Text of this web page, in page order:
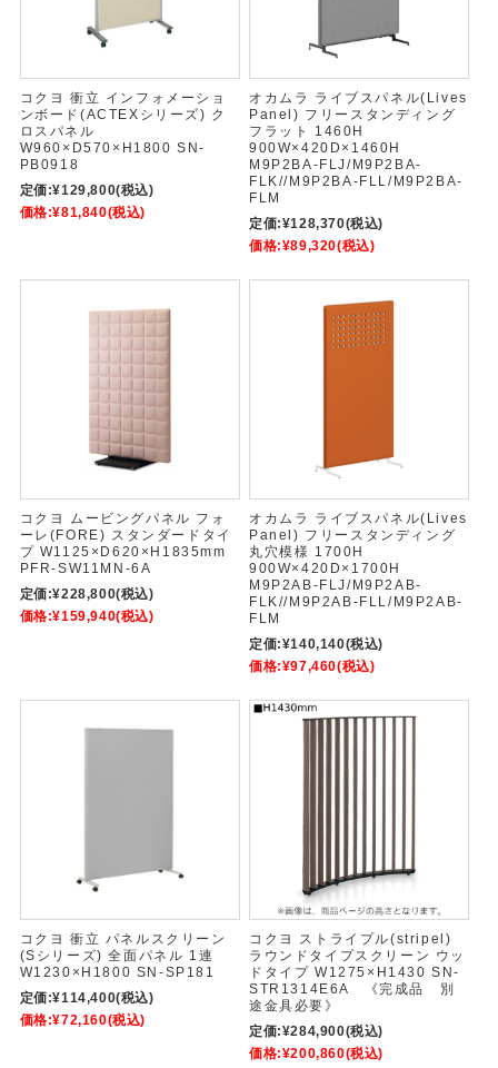
コクヨ 衝立 インフォメーショ
ンボード(ACTEXシリーズ) ク
ロスパネル
W960×D570×H1800 SN-
PB0918
定価:¥129,800(税込)
価格:¥81,840(税込)
オカムラ ライブスパネル(Lives
Panel) フリースタンディング
フラット 1460H
900W×420D×1460H
M9P2BA-FLJ/M9P2BA-
FLK//M9P2BA-FLL/M9P2BA-
FLM
定価:¥128,370(税込)
価格:¥89,320(税込)
コクヨ ムービングパネル フォ
ーレ(FORE) スタンダードタイ
プ W1125×D620×H1835mm
PFR-SW11MN-6A
定価:¥228,800(税込)
価格:¥159,940(税込)
オカムラ ライブスパネル(Lives
Panel) フリースタンディング
丸穴模様 1700H
900W×420D×1700H
M9P2AB-FLJ/M9P2AB-
FLK//M9P2AB-FLL/M9P2AB-
FLM
定価:¥140,140(税込)
価格:¥97,460(税込)
コクヨ 衝立 パネルスクリーン
(Sシリーズ) 全面パネル 1連
W1230×H1800 SN-SP181
定価:¥114,400(税込)
価格:¥72,160(税込)
コクヨ ストライプル(stripel)
ラウンドタイプスクリーン ウッ
ドタイプ W1275×H1430 SN-
STR1314E6A 《完成品 別
途金具必要》
定価:¥284,900(税込)
価格:¥200,860(税込)